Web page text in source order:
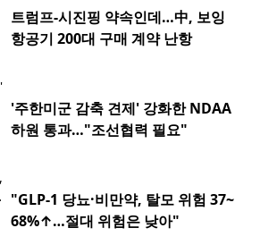
트럼프-시진핑 약속인데…中, 보잉
항공기 200대 구매 계약 난항
'주한미군 감축 견제' 강화한 NDAA
하원 통과…"조선협력 필요"
"GLP-1 당뇨·비만약, 탈모 위험 37~
68%↑…절대 위험은 낮아"